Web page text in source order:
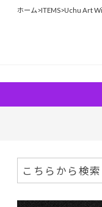
ホーム>ITEMS>Uchu Art